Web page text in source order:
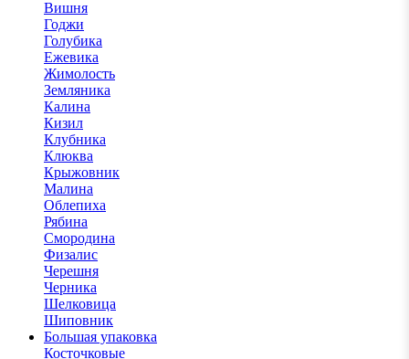
Вишня
Годжи
Голубика
Ежевика
Жимолость
Земляника
Калина
Кизил
Клубника
Клюква
Крыжовник
Малина
Облепиха
Рябина
Смородина
Физалис
Черешня
Черника
Шелковица
Шиповник
Большая упаковка
Косточковые